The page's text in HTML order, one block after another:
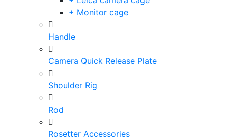
+ Monitor cage
Handle
Camera Quick Release Plate
Shoulder Rig
Rod
Rosetter Accessories